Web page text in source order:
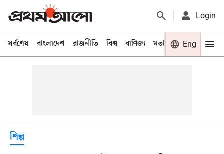
Login
সর্বশেষ বাংলাদেশ রাজনীতি বিশ্ব বাণিজ্য মতামত খেলা
Eng
শিল্প